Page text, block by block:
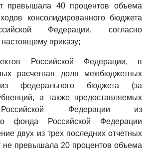
превышала 40 процентов объема
консолидированного бюджета
Федерации, согласно
приказу;
Российской Федерации, в
расчетная доля межбюджетных
федерального бюджета (за
а также предоставляемых
Федерации из
фонда Российской Федерации
двух из трех последних отчетных
не превышала 20 процентов объема